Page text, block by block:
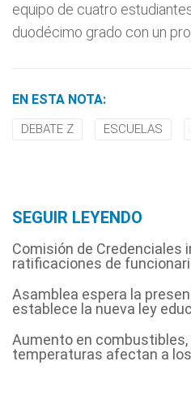
equipo de cuatro
duodécimo grado con un
EN ESTA NOTA:
DEBATE Z ESCUELAS
SEGUIR LEYENDO
Comisión de Credenciales
ratificaciones de
Asamblea espera la
establece la nueva ley
Aumento en combustibles,
temperaturas afectan a